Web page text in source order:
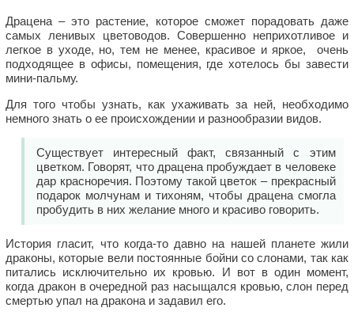
Драцена – это растение, которое сможет порадовать даже
самых ленивых цветоводов. Совершенно неприхотливое и
легкое в уходе, но, тем не менее, красивое и яркое, очень
подходящее в офисы, помещения, где хотелось бы завести
мини-пальму.
Для того чтобы узнать, как ухаживать за ней, необходимо
немного знать о ее происхождении и разнообразии видов.
Существует интересный факт, связанный с этим
цветком. Говорят, что драцена пробуждает в человеке
дар красноречия. Поэтому такой цветок – прекрасный
подарок молчунам и тихоням, чтобы драцена смогла
пробудить в них желание много и красиво говорить.
История гласит, что когда-то давно на нашей планете жили
драконы, которые вели постоянные бойни со слонами, так как
питались исключительно их кровью. И вот в один момент,
когда дракон в очередной раз насыщался кровью, слон перед
смертью упал на дракона и задавил его.